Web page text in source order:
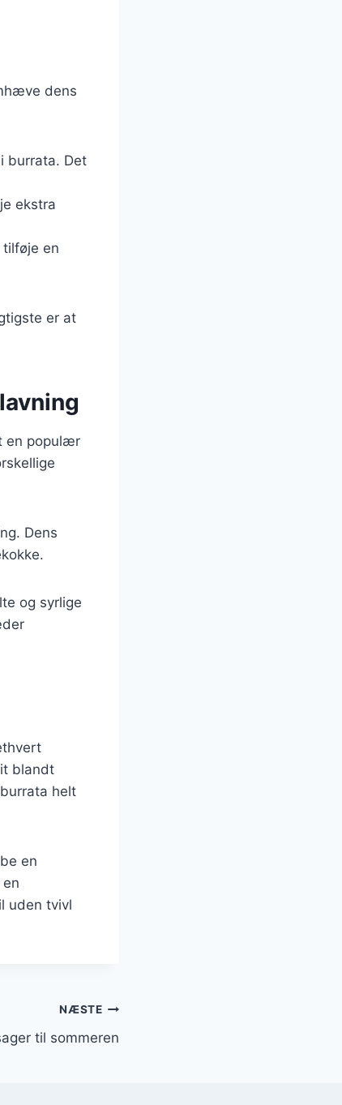
dens
burrata. Det
ekstra
en
er at
en populær
Dens
og syrlige
blandt
helt
en
uden tvivl
NÆSTE
til sommeren